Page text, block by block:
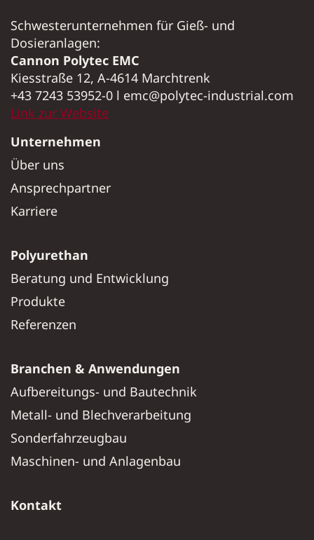
Schwesterunternehmen für Gieß- und
Dosieranlagen:
Cannon Polytec EMC
Kiesstraße 12, A-4614 Marchtrenk
+43 7243 53952-0 l emc@polytec-industrial.com
Link zur Website
Unternehmen
Über uns
Ansprechpartner
Karriere
Polyurethan
Beratung und Entwicklung
Produkte
Referenzen
Branchen & Anwendungen
Aufbereitungs- und Bautechnik
Metall- und Blechverarbeitung
Sonderfahrzeugbau
Maschinen- und Anlagenbau
Kontakt